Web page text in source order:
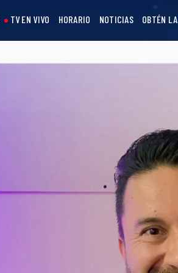
TV EN VIVO HORARIO NOTICIAS OBTÉN LA